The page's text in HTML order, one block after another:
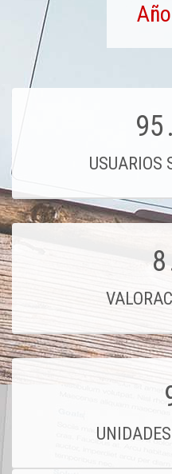
95
USUARIOS
8